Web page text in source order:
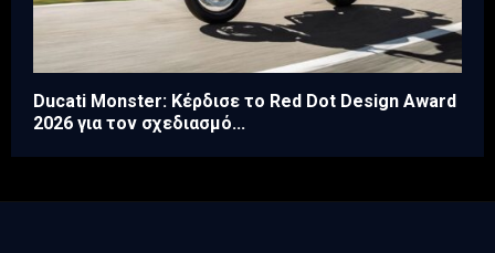
Ducati Monster: Κέρδισε το Red Dot Design Award
2026 για τον σχεδιασμό...